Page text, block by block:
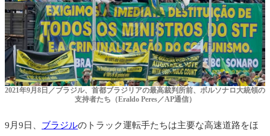
2021年9月8日／ブラジル、首都ブラジリアの最高裁判所前、ボルソナロ大統領の
支持者たち（Eraldo Peres／AP通信）
9月9日、 ブラジルのトラック運転手たちは主要な高速道路をほ